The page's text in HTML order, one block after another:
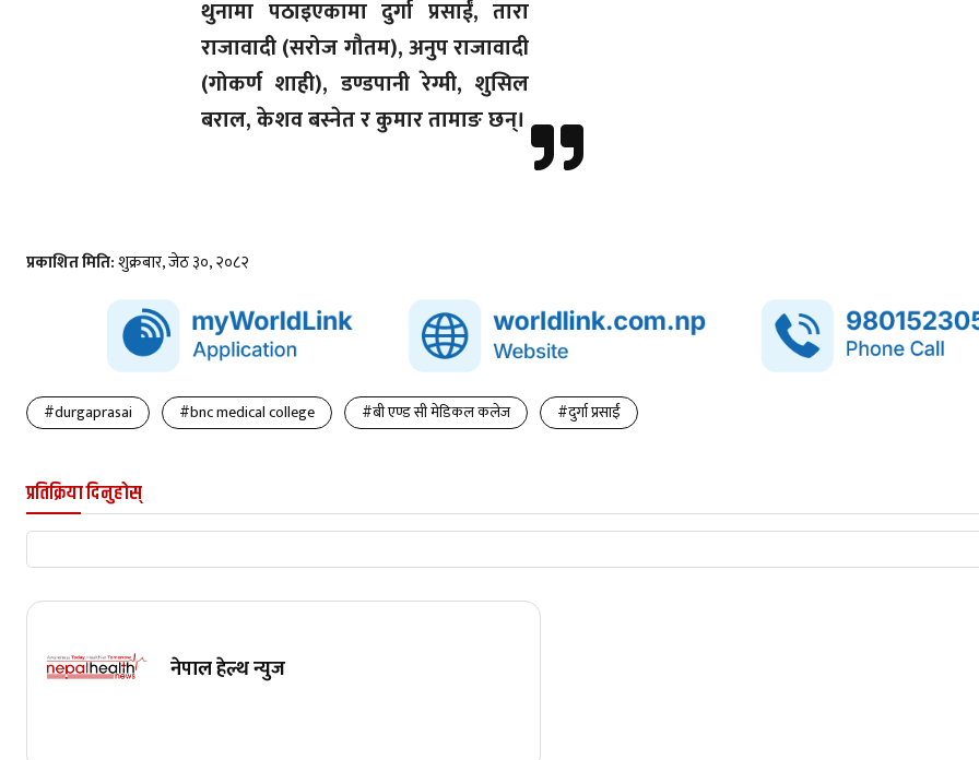
थुनामा पठाइएकामा दुर्गा प्रसाईं, तारा
राजावादी (सरोज गौतम), अनुप राजावादी
(गोकर्ण शाही), डण्डपानी रेग्मी, शुसिल
बराल, केशव बस्नेत र कुमार तामाङ छन्।
प्रकाशित मिति:शुक्रबार, जेठ ३०, २०८२
#durgaprasai #bnc medical college #बी एण्ड सी मेडिकल कलेज #दुर्गा प्रसाईं
प्रतिक्रिया दिनुहोस्
नेपाल हेल्थ न्युज